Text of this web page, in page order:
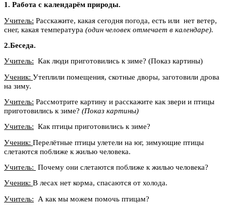
1. Работа с календарём природы.
Учитель: Расскажите, какая сегодня погода, есть или нет ветер,
снег, какая температура (один человек отмечает в календаре).
2.Беседа.
Учитель: Как люди приготовились к зиме? (Показ картины)
Ученик: Утеплили помещения, скотные дворы, заготовили дрова
на зиму.
Учитель: Рассмотрите картину и расскажите как звери и птицы
приготовились к зиме? (Показ картины)
Учитель: Как птицы приготовились к зиме?
Ученик: Перелётные птицы улетели на юг, зимующие птицы
слетаются поближе к жилью человека.
Учитель: Почему они слетаются поближе к жилью человека?
Ученик: В лесах нет корма, спасаются от холода.
Учитель: А как мы можем помочь птицам?